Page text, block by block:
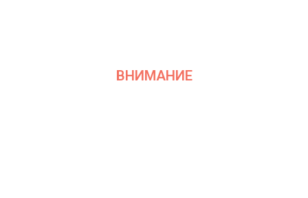
ВНИМАНИЕ